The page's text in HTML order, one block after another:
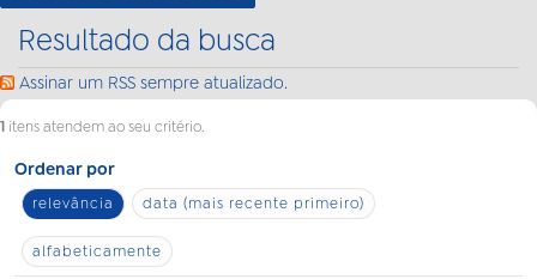
Resultado da busca
Assinar um RSS sempre atualizado.
1 itens atendem ao seu critério.
Ordenar por
relevância data (mais recente primeiro)
alfabeticamente